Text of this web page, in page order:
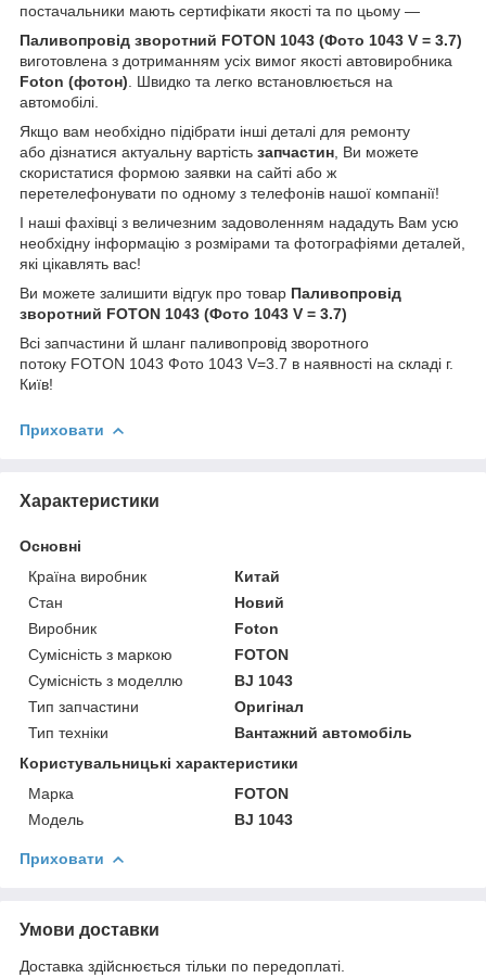
постачальники мають сертифікати якості та по цьому —
Паливопровід зворотний FOTON 1043 (Фото 1043 V = 3.7)
виготовлена з дотриманням усіх вимог якості автовиробника
Foton (фотон) . Швидко та легко встановлюється на
автомобілі.
Якщо вам необхідно підібрати інші деталі для ремонту
або дізнатися актуальну вартість запчастин , Ви можете
скористатися формою заявки на сайті або ж
перетелефонувати по одному з телефонів нашої компанії!
І наші фахівці з величезним задоволенням нададуть Вам усю
необхідну інформацію з розмірами та фотографіями деталей,
які цікавлять вас!
Ви можете залишити відгук про товар Паливопровід
зворотний FOTON 1043 (Фото 1043 V = 3.7)
Всі запчастини й шланг паливопровід зворотного
потоку FOTON 1043 Фото 1043 V=3.7 в наявності на складі г.
Київ!
Приховати
Характеристики
Основні
Країна виробник
Китай
Стан
Новий
Виробник
Foton
Сумісність з маркою
FOTON
Сумісність з моделлю
BJ 1043
Тип запчастини
Оригінал
Тип техніки
Вантажний автомобіль
Користувальницькі характеристики
Марка
FOTON
Модель
BJ 1043
Приховати
Умови доставки
Доставка здійснюється тільки по передоплаті.